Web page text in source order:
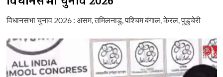
विधानसभा चुनाव 2026 : असम, तमिलनाडु, पश्चिम बंगाल, केरल, पुडुचेरी